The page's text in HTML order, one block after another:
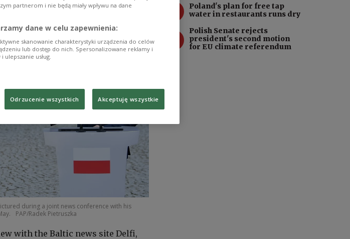
Friday.
during a joint news conference with his
PAP/Radek Pietruszka
with the Baltic news site Delfi,
Poland's plan for free tap
water in restaurants runs dry
Polish Senate rejects
president's second motion
for EU climate referendum
partnerom i nie będą miały wpływu na dane
dane w celu zapewnienia:
skanowanie charakterystyki urządzenia do celów
lub dostęp do nich. Spersonalizowane reklamy i
usług.
Odrzucenie wszystkich Akceptuję wszystkie